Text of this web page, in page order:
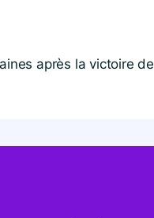
après la victoire de